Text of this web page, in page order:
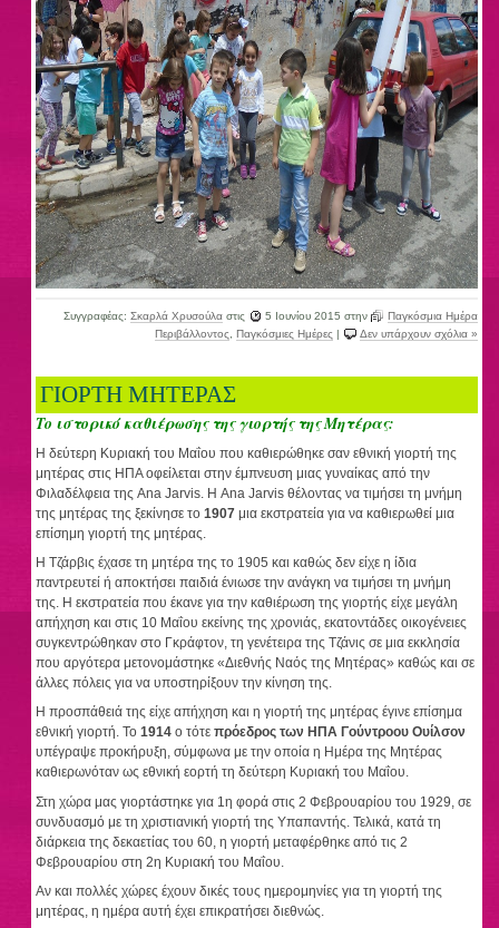
Συγγραφέας: Σκαρλά Χρυσούλαστις 5 Ιουνίου 2015 στην
Παγκόσμια Ημέρα
Περιβάλλοντος, Παγκόσμιες Ημέρες Δεν υπάρχουν σχόλια »
ΓΙΟΡΤΗ ΜΗΤΕΡΑΣ
Το ιστορικό καθιέρωσης της γιορτής της Μητέρας:
Η δεύτερη Κυριακή του Μαΐου που καθιερώθηκε σαν εθνική γιορτή της
μητέρας στις ΗΠΑ οφείλεται στην έμπνευση μιας γυναίκας από την
Φιλαδέλφεια της Ana Jarvis. Η Ana Jarvis θέλοντας να τιμήσει τη μνήμη
της μητέρας της ξεκίνησε το1907μια εκστρατεία για να καθιερωθεί μια
επίσημη γιορτή της μητέρας.
Η Τζάρβις έχασε τη μητέρα της το 1905 και καθώς δεν είχε η ίδια
παντρευτεί ή αποκτήσει παιδιά ένιωσε την ανάγκη να τιμήσει τη μνήμη
της. Η εκστρατεία που έκανε για την καθιέρωση της γιορτής είχε μεγάλη
απήχηση και στις 10 Μαΐου εκείνης της χρονιάς, εκατοντάδες οικογένειες
συγκεντρώθηκαν στο Γκράφτον, τη γενέτειρα της Τζάνις σε μια εκκλησία
που αργότερα μετονομάστηκε «Διεθνής Ναός της Μητέρας» καθώς και σε
άλλες πόλεις για να υποστηρίξουν την κίνηση της.
Η προσπάθειά της είχε απήχηση και η γιορτή της μητέρας έγινε επίσημα
εθνική γιορτή. Το1914ο τότεπρόεδρος των ΗΠΑ Γούντροου Ουίλσον
υπέγραψε προκήρυξη, σύμφωνα με την οποία η Ημέρα της Μητέρας
καθιερωνόταν ως εθνική εορτή τη δεύτερη Κυριακή του Μαΐου.
Στη χώρα μας γιορτάστηκε για 1η φορά στις 2 Φεβρουαρίου του 1929, σε
συνδυασμό με τη χριστιανική γιορτή της Υπαπαντής. Τελικά, κατά τη
διάρκεια της δεκαετίας του 60, η γιορτή μεταφέρθηκε από τις 2
Φεβρουαρίου στη 2η Κυριακή του Μαΐου.
Αν και πολλές χώρες έχουν δικές τους ημερομηνίες για τη γιορτή της
μητέρας, η ημέρα αυτή έχει επικρατήσει διεθνώς.